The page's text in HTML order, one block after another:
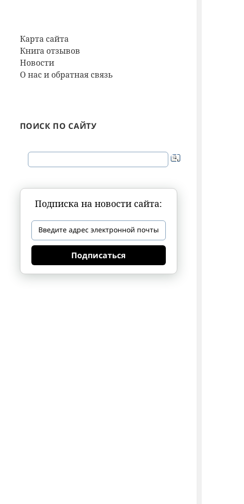
Карта сайта
Книга отзывов
Новости
О нас и обратная связь
ПОИСК ПО САЙТУ
Подписка на новости сайта:
Подписаться